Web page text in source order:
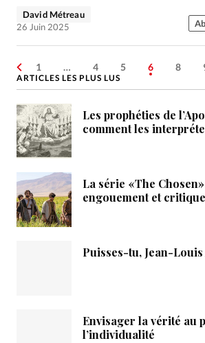
David Métreau
26 Juin 2025
1 … 4 5 6 8
ARTICLES LES PLUS LUS
Les prophéties de
comment les
La série «The
engouement et
Puisses-tu, Jean-
Envisager la vérité au
l’individualité